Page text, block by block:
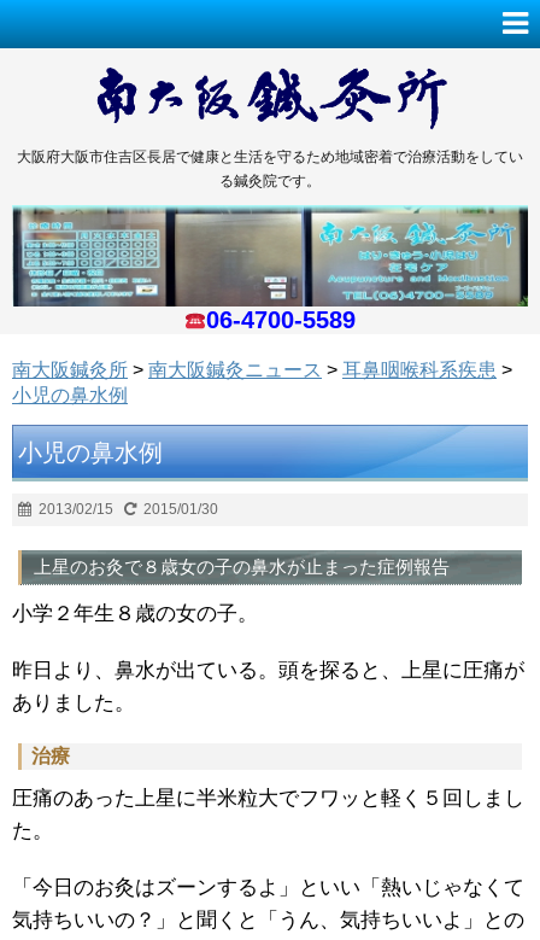
大阪府大阪市住吉区長居で健康と生活を守るため地域密着で治療活動をしてい
る鍼灸院です。
06-4700-5589
南大阪鍼灸所 > 南大阪鍼灸ニュース > 耳鼻咽喉科系疾患 >
小児の鼻水例
小児の鼻水例
2013/02/15 2015/01/30
上星のお灸で８歳女の子の鼻水が止まった症例報告
小学２年生８歳の女の子。
昨日より、鼻水が出ている。頭を探ると、上星に圧痛が
ありました。
治療
圧痛のあった上星に半米粒大でフワッと軽く５回しまし
た。
「今日のお灸はズーンするよ」といい「熱いじゃなくて
気持ちいいの？」と聞くと「うん、気持ちいいよ」との